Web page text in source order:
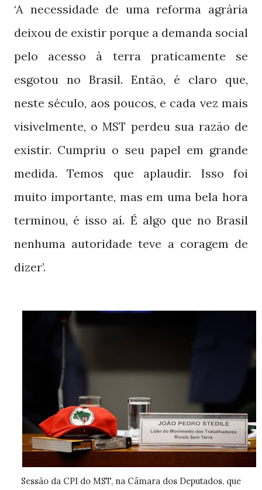
‘A necessidade de uma reforma agrária
deixou de existir porque a demanda social
pelo acesso à terra praticamente se
esgotou no Brasil. Então, é claro que,
neste século, aos poucos, e cada vez mais
visivelmente, oMST perdeu sua razão de
existir. Cumpriu o seu papel em grande
medida. Temos que aplaudir. Isso foi
muito importante, mas em uma bela hora
terminou, é isso aí. É algo que no Brasil
nenhuma autoridade teve a coragem de
dizer’.
Sessão da CPI do MST, na Câmara dos Deputados, que